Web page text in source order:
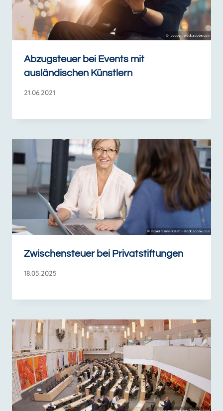
Abzugsteuer bei Events mit
ausländischen Künstlern
21.06.2021
Zwischensteuer bei Privatstiftungen
18.05.2025